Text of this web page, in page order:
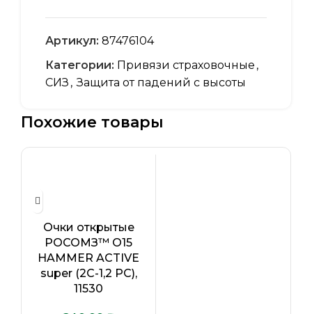
Артикул: 87476104
Категории: Привязи страховочные ,
СИЗ , Защита от падений с высоты
Похожие товары
Очки открытые
РОСОМЗ™ О15
HAMMER ACTIVE
super (2С-1,2 PC),
11530